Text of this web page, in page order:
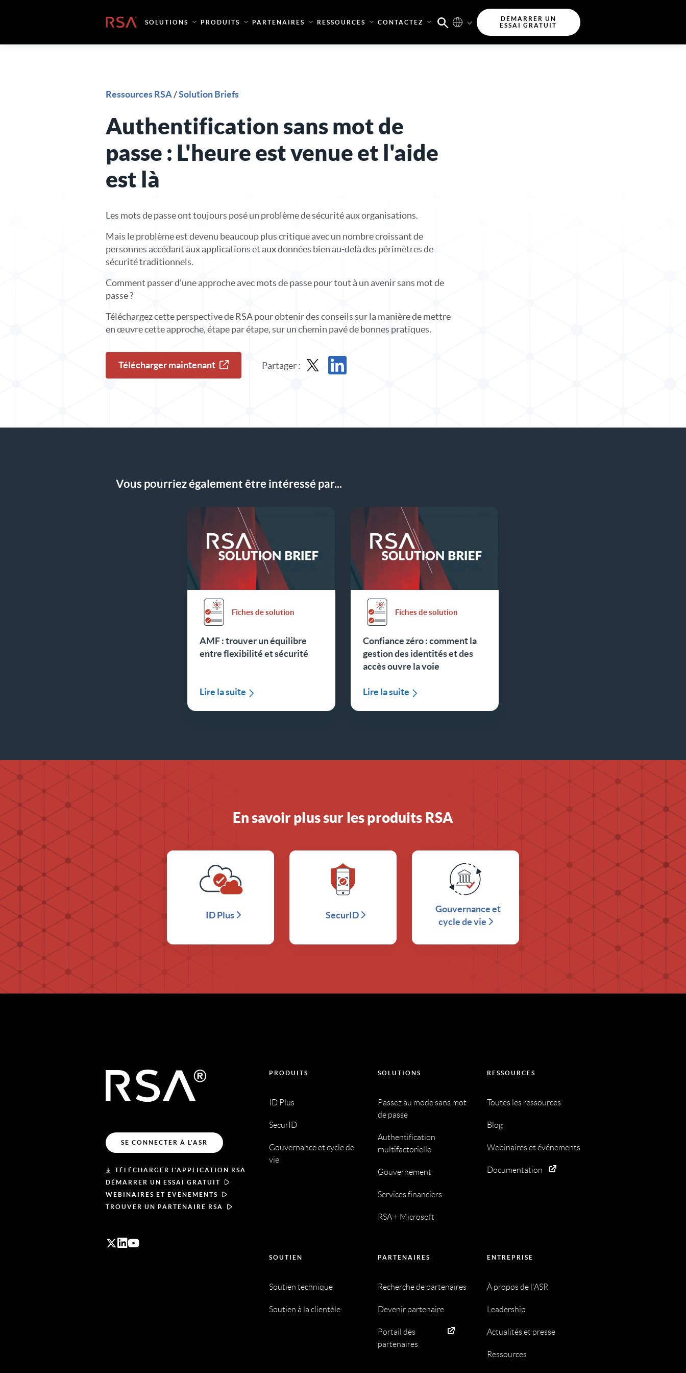
Accueil SOLUTIONS PRODUITS PARTENAIRES RESSOURCES CONTACTEZ
DÉMARRER UN
ESSAI GRATUIT
Ressources RSA/Solution Briefs
Authentification sans mot de
passe : L'heure est venue et l'aide
est là
Les mots de passe ont toujours posé un problème de sécurité aux organisations.
Mais le problème est devenu beaucoup plus critique avec un nombre croissant de
personnes accédant aux applications et aux données bien au-delà des périmètres de
sécurité traditionnels.
Comment passer d'une approche avec mots de passe pour tout à un avenir sans mot de
passe ?
Téléchargez cette perspective de RSA pour obtenir des conseils sur la manière de mettre
en œuvre cette approche, étape par étape, sur un chemin pavé de bonnes pratiques.
Télécharger maintenant Partager :
Vous pourriez également être intéressé par...
Fiches de solution
AMF : trouver un équilibre
entre flexibilité et sécurité
Lire la suite
Fiches de solution
Confiance zéro : comment la
gestion des identités et des
accès ouvre la voie
Lire la suite
En savoir plus sur les produits RSA
ID Plus SecurID
Gouvernance et
cycle de vie
SE CONNECTER À L'ASR
TÉLÉCHARGER L'APPLICATION RSA
DÉMARRER UN ESSAI GRATUIT
WEBINAIRES ET ÉVÉNEMENTS
TROUVER UN PARTENAIRE RSA
PRODUITS
ID Plus
SecurID
Gouvernance et cycle de
vie
SOLUTIONS
Passez au mode sans mot
de passe
Authentification
multifactorielle
Gouvernement
Services financiers
RSA + Microsoft
RESSOURCES
Toutes les ressources
Blog
Webinaires et événements
Documentation
SOUTIEN
Soutien technique
Soutien à la clientèle
PARTENAIRES
Recherche de partenaires
Devenir partenaire
Portail des
partenaires
ENTREPRISE
À propos de l'ASR
Leadership
Actualités et presse
Ressources